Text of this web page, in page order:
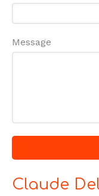
Message
Claude